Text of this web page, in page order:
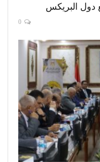
دول البريكس